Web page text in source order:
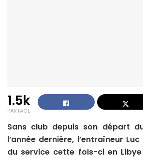
1.5k
PARTAGE
Sans club depuis son départ
l’année dernière, l’entraîneur
du service cette fois-ci en